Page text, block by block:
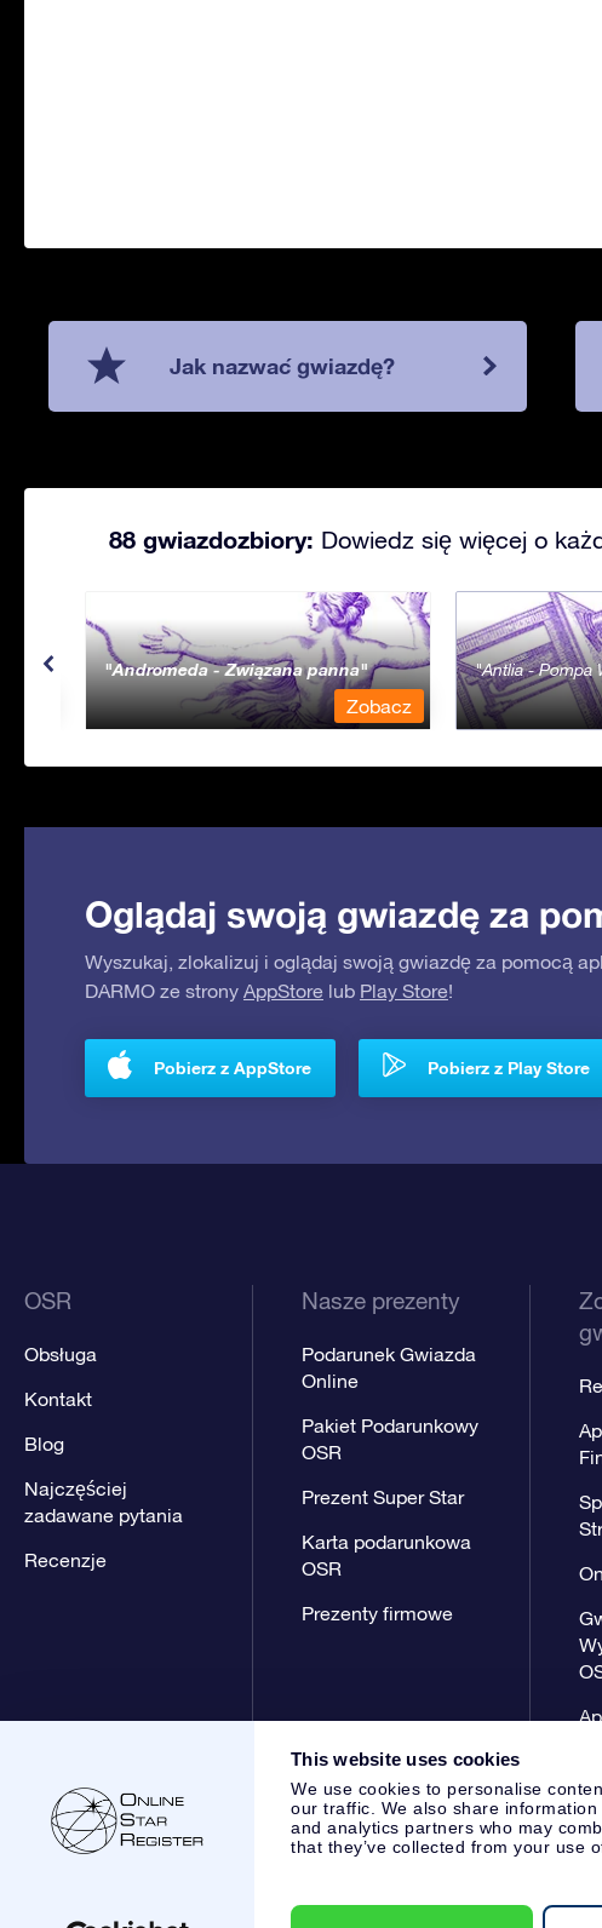
This website uses cookies
We use cookies to personalise
our traffic. We also share
and analytics partners who may
that they’ve collected from your use
Jak nazwać gwiazdę?
88 gwiazdozbiory: Dowiedz się więcej o
Andromeda - Związana panna
Zobacz
Antlia - Pompa
Oglądaj swoją gwiazdę za
Wyszukaj, zlokalizuj i oglądaj swoją gwiazdę za pomocą
DARMO ze strony AppStore lub Play Store!
Pobierz z AppStore Pobierz z Play Store
OSR
Obsługa
Kontakt
Blog
Najczęściej
zadawane pytania
Recenzje
Nasze prezenty
Podarunek Gwiazda
Online
Pakiet Podarunkowy
OSR
Prezent Super Star
Karta podarunkowa
OSR
Prezenty firmowe